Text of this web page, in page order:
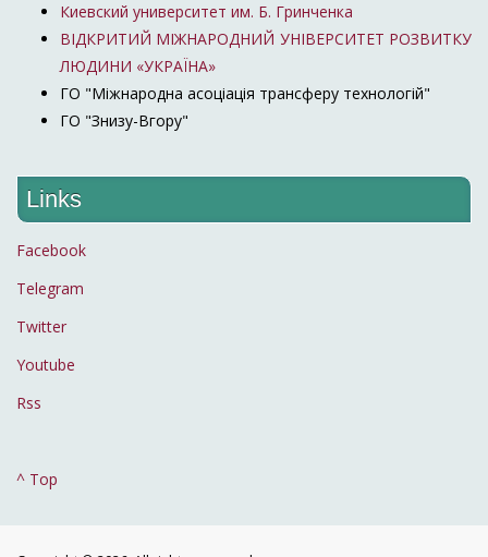
Киевский университет им. Б. Гринченка
ВІДКРИТИЙ МІЖНАРОДНИЙ УНІВЕРСИТЕТ РОЗВИТКУ
ЛЮДИНИ «УКРАЇНА»
ГО "Міжнародна асоціація трансферу технологій"
ГО "Знизу-Вгору"
Links
Facebook
Telegram
Twitter
Youtube
Rss
^ Top